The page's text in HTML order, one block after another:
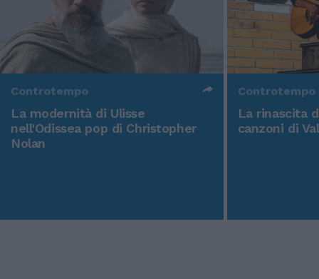
Controtempo
La modernità di Ulisse
nell'Odissea pop di Christopher
Nolan
Controtempo
La rinascita
canzoni di